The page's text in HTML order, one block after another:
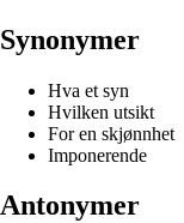
Synonymer
Hva et syn
Hvilken utsikt
For en skjønnhet
Imponerende
Antonymer